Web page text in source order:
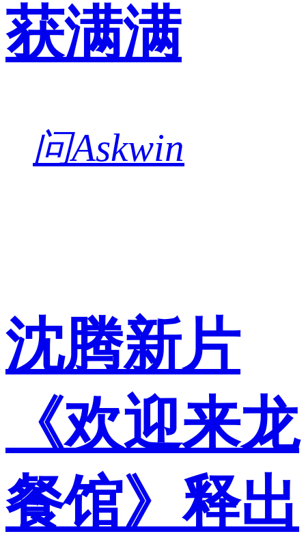
获满满
问Askwin
沈腾新片
《欢迎来龙
餐馆》释出